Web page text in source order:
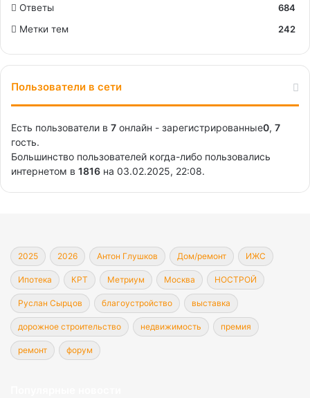
Ответы
684
Метки тем
242
Пользователи в сети
Есть пользователи в 7 онлайн - зарегистрированные0, 7
гость.
Большинство пользователей когда-либо пользовались
интернетом в 1816 на 03.02.2025, 22:08.
2025 2026 Антон Глушков Дом/ремонт ИЖС
Ипотека КРТ Метриум Москва НОСТРОЙ
Руслан Сырцов благоустройство выставка
дорожное строительство недвижимость премия
ремонт форум